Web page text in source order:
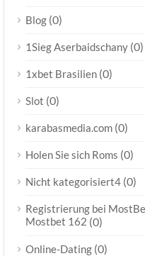
Blog (0)
1Sieg Aserbaidschany (0)
1xbet Brasilien (0)
Slot (0)
karabasmedia.com (0)
Holen Sie sich Roms (0)
Nicht kategorisiert4 (0)
Registrierung bei
Mostbet 162 (0)
Online-Dating (0)